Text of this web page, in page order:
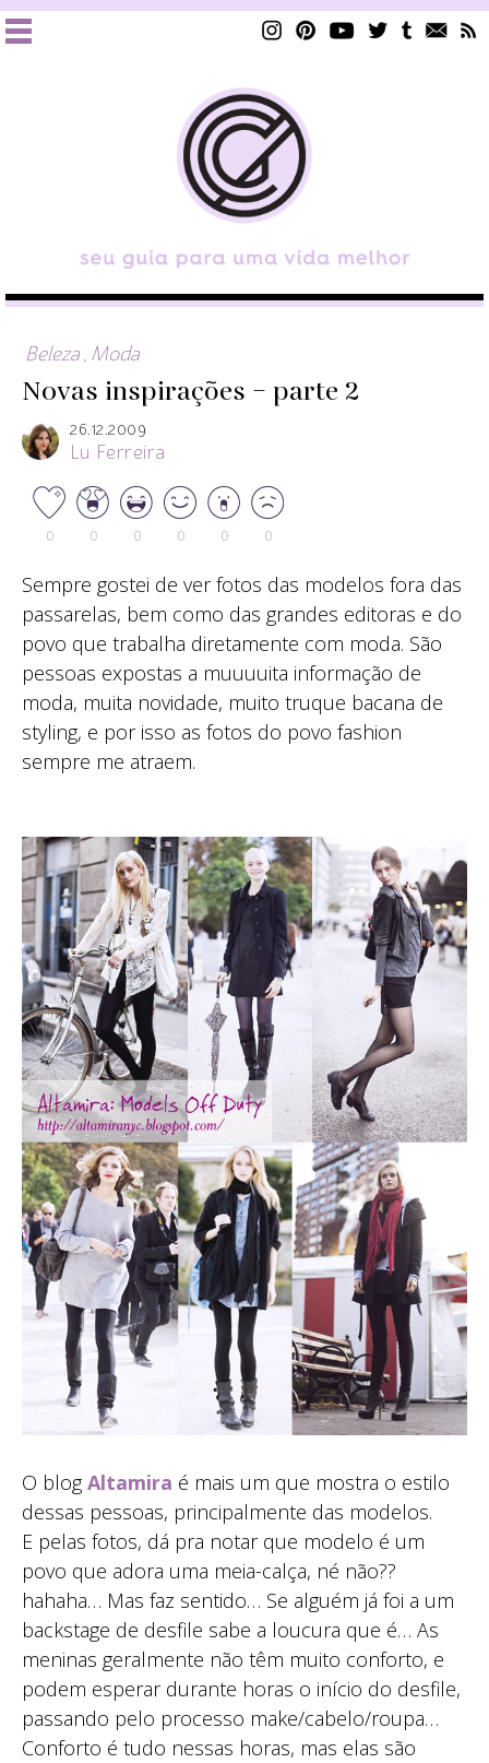
Beleza Moda
Novas inspirações – parte 2
26.12.2009
Lu Ferreira
0 0 0 0 0 0
Sempre gostei de ver fotos das modelos fora das
passarelas, bem como das grandes editoras e do
povo que trabalha diretamente com moda. São
pessoas expostas a muuuuita informação de
moda, muita novidade, muito truque bacana de
styling, e por isso as fotos do povo fashion
sempre me atraem.
O blogAltamira é mais um que mostra o estilo
dessas pessoas, principalmente das modelos.
E pelas fotos, dá pra notar que modelo é um
povo que adora uma meia-calça, né não??
hahaha… Mas faz sentido… Se alguém já foi a um
backstage de desfile sabe a loucura que é… As
meninas geralmente não têm muito conforto, e
podem esperar durante horas o início do desfile,
passando pelo processo make/cabelo/roupa…
Conforto é tudo nessas horas, mas elas são